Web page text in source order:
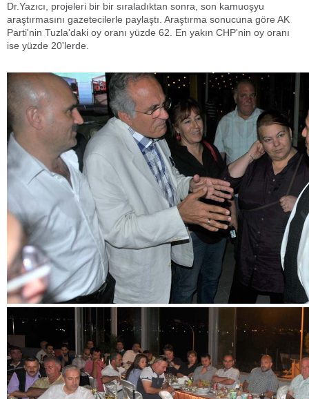
Dr.Yazıcı, projeleri bir bir sıraladıktan sonra, son kamuoşyu
araştırmasını gazetecilerle paylaştı. Araştırma sonucuna göre AK
Parti'nin Tuzla'daki oy oranı yüzde 62. En yakın CHP'nin oy oranı
ise yüzde 20'lerde.